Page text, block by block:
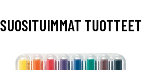
SUOSITUIMMAT TUOTTEET